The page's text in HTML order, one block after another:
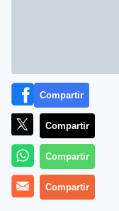
Compartir
Compartir
Compartir
Compartir